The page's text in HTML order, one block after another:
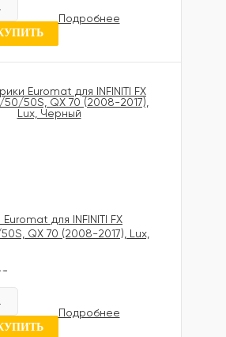
6 отзывовПодробнее
для INFINITI FX
QX 70 (2008-2017), Lux,
7 отзывовПодробнее